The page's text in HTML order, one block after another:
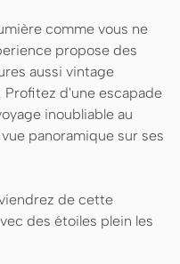
comme vous ne
propose des
aussi vintage
d'une escapade
inoubliable au
panoramique sur ses
de cette
des étoiles plein les